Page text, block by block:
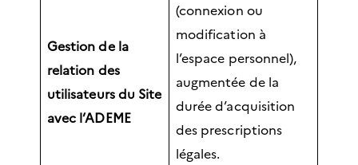
Gestion de la
relation des
utilisateurs du Site
avec l’ADEME
(connexion ou
modification à
l’espace personnel),
augmentée de la
durée d’acquisition
des prescriptions
légales.